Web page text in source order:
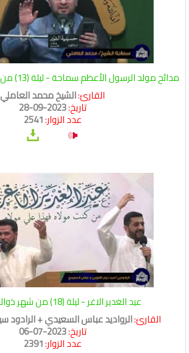
مدائح مولد الرسول الأعظم سماحة - ليلة (13) من شهر ربيع الأول1445
القارئ:الشيخ محمد العاملي
تاريخ:2023-09-28
عدد الزوار:2541
عيد الغدير الاغر - ليلة (18) من شهر ذوالحجة 1444
القارئ:الرواديد عباس السعيدي + الرادود
تاريخ:2023-07-06
عدد الزوار:2391